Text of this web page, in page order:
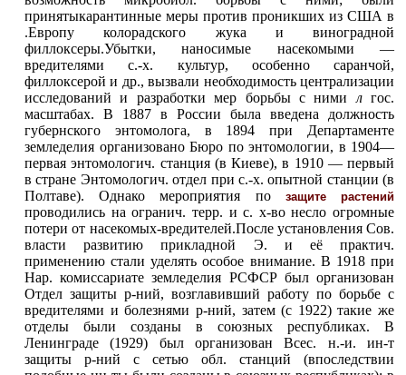
принятыкарантинные меры против проникших из США в
.Европу колорадского жука и виноградной
филлоксеры.Убытки, наносимые насекомыми —
вредителями с.-х. культур, особенно саранчой,
филлоксерой и др., вызвали необходимость централизации
исследований и разработки мер борьбы с ними лгос.
масштабах. В 1887 в России была введена должность
губернского энтомолога, в 1894 при Департаменте
земледелия организовано Бюро по энтомологии, в 1904—
первая энтомологич. станция (в Киеве), в 1910 — первый
в стране Энтомологич. отдел при с.-х. опытной станции (в
Полтаве). Однако мероприятия по защите растений
проводились на огранич. терр. и с. х-во несло огромные
потери от насекомых-вредителей.После установления Сов.
власти развитию прикладной Э. и еёпрактич.
применению стали уделять особое внимание. В 1918 при
Нар. комиссариате земледелия РСФСР был организован
Отдел защиты р-ний, возглавивший работу по борьбе с
вредителями и болезнями р-ний, затем (с 1922) такие же
отделы были созданы в союзных республиках. В
Ленинграде (1929) был организован Всес. н.-и. ин-т
защиты р-ний с сетью обл. станций (впоследствии